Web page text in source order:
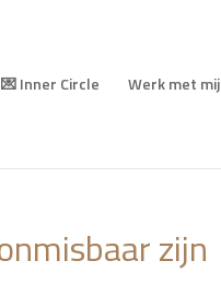
💌 Inner Circle Werk met mij
zijn